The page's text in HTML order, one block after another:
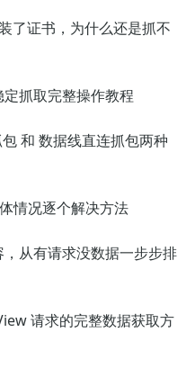
了证书，为什么还是抓不
抓取完整操作教程
和 数据线直连抓包两种
情况逐个解决方法
从有请求没数据一步步排
请求的完整数据获取方